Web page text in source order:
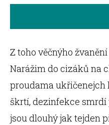
Z toho věčnýho
Narážim do cizáků na
proudama ukřičenejch
škrtí, dezinfekce smrdí
jsou dlouhý jak tejden